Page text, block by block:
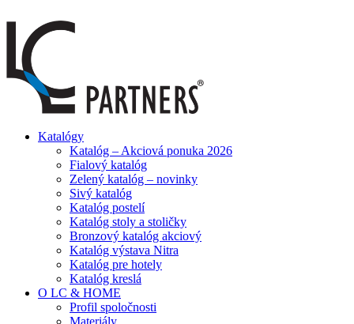
Katalógy
Katalóg – Akciová ponuka 2026
Fialový katalóg
Zelený katalóg – novinky
Sivý katalóg
Katalóg postelí
Katalóg stoly a stoličky
Bronzový katalóg akciový
Katalóg výstava Nitra
Katalóg pre hotely
Katalóg kreslá
O LC & HOME
Profil spoločnosti
Materiály